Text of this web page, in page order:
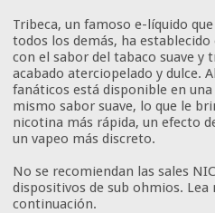
Tribeca, un famoso e-líquido
todos los demás, ha
con el sabor del tabaco suave y
acabado aterciopelado y dulce.
fanáticos está disponible en
mismo sabor suave, lo que le
nicotina más rápida, un efecto
un vapeo más discreto.
No se recomiendan las sales
dispositivos de sub ohmios. Lea
continuación.